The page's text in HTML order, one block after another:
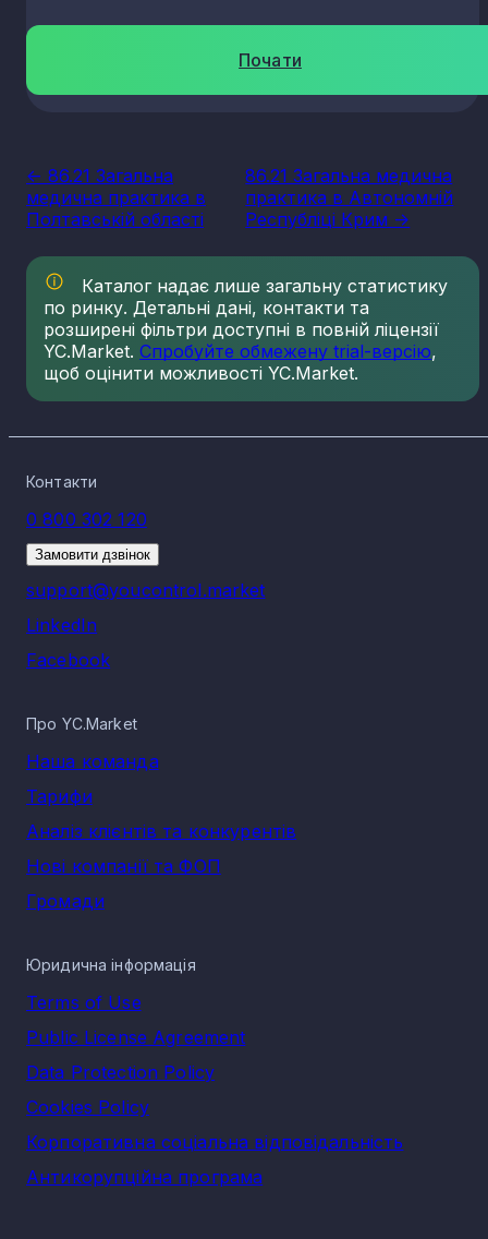
Почати
<- 86.21 Загальна
медична практика в
Полтавській області
86.21 Загальна медична
практика в Автономній
Республіці Крим ->
Каталог надає лише загальну статистику
по ринку. Детальні дані, контакти та
розширені фільтри доступні в повній ліцензії
YC.Market. Спробуйте обмежену trial-версію,
щоб оцінити можливості YC.Market.
Контакти
0 800 302 120
Замовити дзвінок
support@youcontrol.market
LinkedIn
Facebook
Про YC.Market
Наша команда
Тарифи
Аналіз клієнтів та конкурентів
Нові компанії та ФОП
Громади
Юридична інформація
Terms of Use
Public License Agreement
Data Protection Policy
Cookies Policy
Корпоративна соціальна відповідальність
Антикорупційна програма